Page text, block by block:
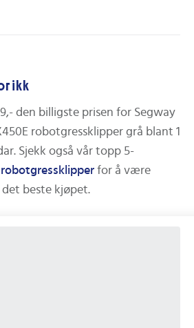
den billigste prisen for Segway
robotgressklipper grå blant 1
Sjekk også vår topp 5-
robotgressklipper for å være
beste kjøpet.